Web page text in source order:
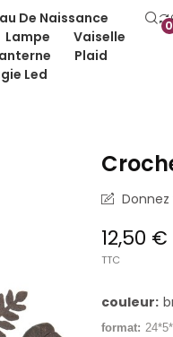
De Naissance
Lampe
Vaiselle
Plaid
Led
0
12,50 €
TTC
couleur:
format: